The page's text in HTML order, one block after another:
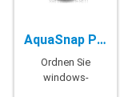
AquaSnap Pro - 1.23.10
Ordnen Sie
windows-